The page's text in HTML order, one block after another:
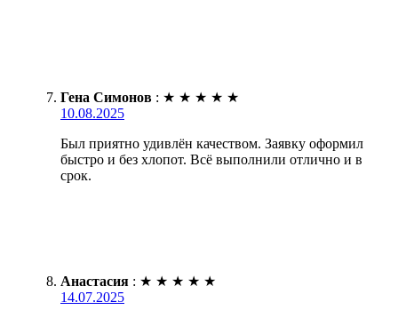
Гена Симонов : ★ ★ ★ ★ ★
10.08.2025
Был приятно удивлён качеством. Заявку оформил
быстро и без хлопот. Всё выполнили отлично и в
срок.
Анастасия : ★ ★ ★ ★ ★
14.07.2025